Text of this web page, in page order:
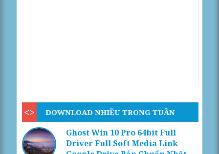
DOWNLOAD NHIỀU TRONG TUẦN
Ghost Win 10 Pro 64bit Full
Driver Full Soft Media Link